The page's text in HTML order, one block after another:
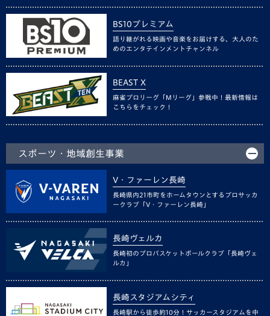
BS10プレミアム
語り継がれる映画や音楽をお届けする、大人のた
めのエンタテインメントチャンネル
BEAST X
麻雀プロリーグ「Mリーグ」参戦中！最新情報は
こちらをチェック！
スポーツ・地域創生事業
V・ファーレン長崎
長崎県内21市町をホームタウンとするプロサッカ
ークラブ「V・ファーレン長崎」
長崎ヴェルカ
長崎初のプロバスケットボールクラブ「長崎ヴェ
ルカ」
長崎スタジアムシティ
長崎駅から徒歩約10分！サッカースタジアムを中